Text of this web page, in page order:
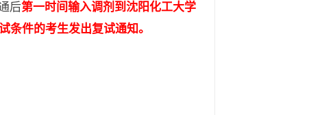
后第一时间输入调剂到沈阳化工大学
条件的考生发出复试通知。